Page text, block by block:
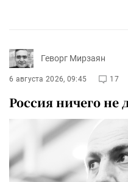
Геворг Мирзаян
6 августа 2026, 09:45 17
Россия ничего